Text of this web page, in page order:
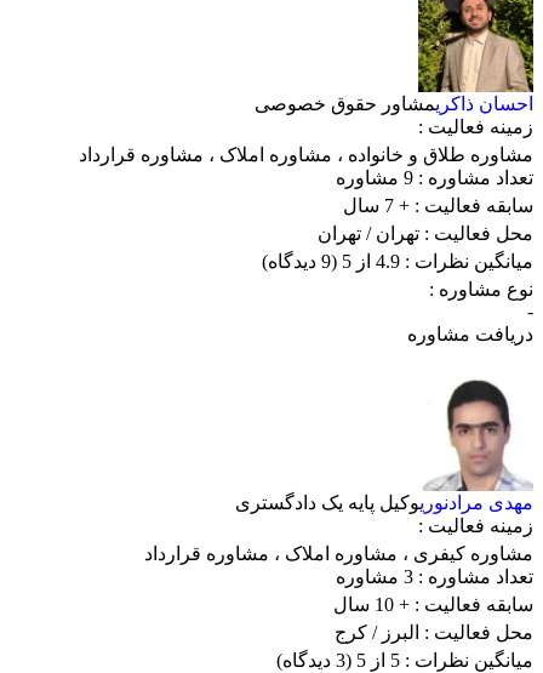
احسان ذاکریمشاور حقوق خصوصی
زمینه فعالیت :
مشاوره طلاق و خانواده ، مشاوره املاک ، مشاوره قرارداد
تعداد مشاوره : 9 مشاوره
سابقه فعالیت : + 7 سال
محل فعالیت : تهران/ تهران
میانگین نظرات : 4.9 از 5
(9 دیدگاه)
نوع مشاوره :
-
دریافت مشاوره
مهدی مرادنوریوکیل پایه یک دادگستری
زمینه فعالیت :
مشاوره کیفری ، مشاوره املاک ، مشاوره قرارداد
تعداد مشاوره : 3 مشاوره
سابقه فعالیت : + 10 سال
محل فعالیت : البرز/ کرج
میانگین نظرات : 5 از 5
(3 دیدگاه)